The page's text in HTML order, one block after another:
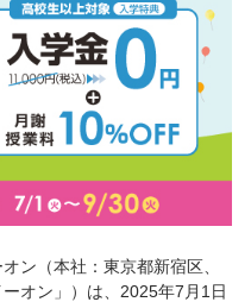
ン（本社：東京都新宿区、
オン」）は、2025年7月1日